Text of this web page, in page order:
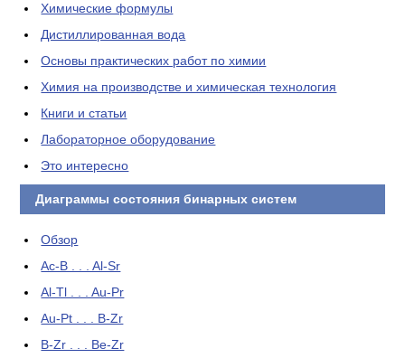
Химические формулы
Дистиллированная вода
Основы практических работ по химии
Химия на производстве и химическая технология
Книги и статьи
Лабораторное оборудование
Это интересно
Диаграммы состояния бинарных систем
Обзор
Ac-B . . . Al-Sr
Al-Tl . . . Au-Pr
Au-Pt . . . B-Zr
B-Zr . . . Be-Zr